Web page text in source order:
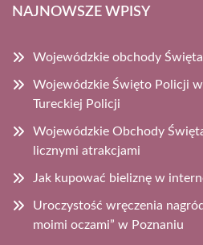
NAJNOWSZE WPISY
Wojewódzkie obchody
Wojewódzkie Święto Policji
Tureckiej Policji
Wojewódzkie Obchody
licznymi atrakcjami
Jak kupować bieliznę w
Uroczystość wręczenia
moimi oczami” w Poznaniu